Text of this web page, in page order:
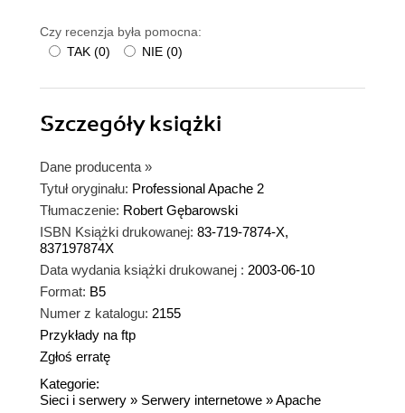
Czy recenzja była pomocna:
TAK (0) NIE (0)
Szczegółyksiążki
Dane producenta »
Tytuł oryginału: Professional Apache 2
Tłumaczenie: Robert Gębarowski
ISBN Książki drukowanej: 83-719-7874-X,
837197874X
Data wydania książki drukowanej : 2003-06-10
Format: B5
Numer z katalogu: 2155
Przykłady na ftp
Zgłoś erratę
Kategorie:
Sieci i serwery » Serwery internetowe »Apache